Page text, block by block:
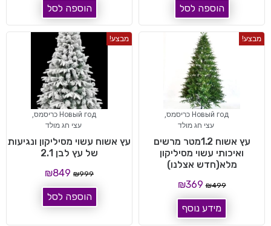
הוספה לסל הוספה לסל
מבצע!
Новый год כריסמס
,
עצי חג מולד
עץ אשוח 1.2מטר מרשים
ואיכותי עשוי מסיליקון
מלא(חדש אצלנו)
₪499
₪369
מידע נוסף
מבצע!
Новый год כריסמס
,
עצי חג מולד
עץ אשוח עשוי מסיליקון ונגיעות
של עץ לבן 2.1
₪999
₪849
הוספה לסל